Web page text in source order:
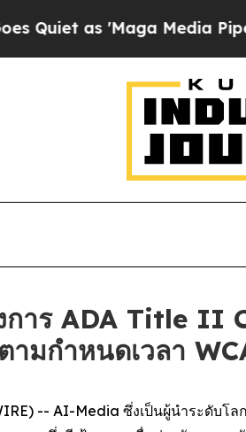
as 'Maga Media Pipeline'
การ ADA Title
มกำหนดเวลา
-- AI-Media ซึ่งเป็นผู้นำระดับโ